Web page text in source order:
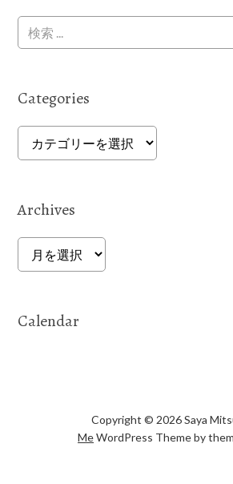
Categories
Categories
Archives
Archives
Calendar
Copyright © 2026 Saya
MeWordPress Theme by